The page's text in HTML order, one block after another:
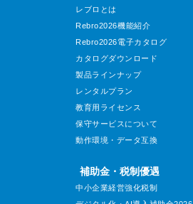
レブロとは
Rebro2026機能紹介
Rebro2026電子カタログ
カタログダウンロード
製品ラインナップ
レンタルプラン
教育用ライセンス
保守サービスについて
動作環境・データ互換
補助金・税制優遇
中小企業経営強化税制